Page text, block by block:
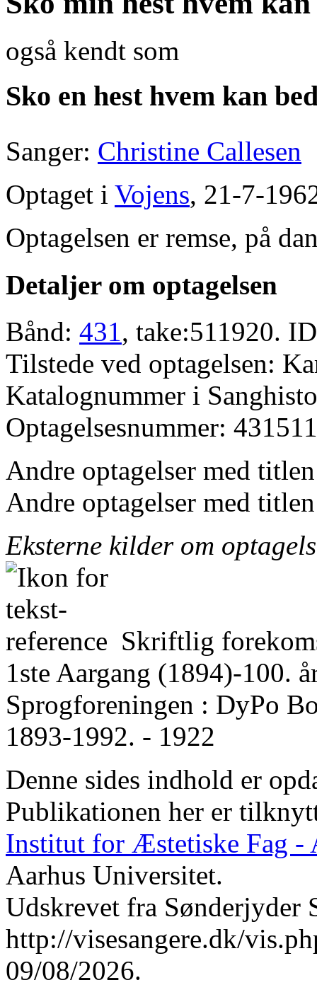
også kendt som
Sko en hest hvem kan
Sanger: Christine Callesen
Optaget i Vojens, 21-7-
Optagelsen er remse, på
Detaljer om optagelsen
Bånd: 431, take:511920.
Tilstede ved optagelsen:
Katalognummer i
Optagelsesnummer:
Andre optagelser med
Andre optagelser med
Eksterne kilder om
Skriftlig
1ste Aargang (1894)-100.
Sprogforeningen : DyPo
1893-1992. - 1922
Denne sides indhold er
Publikationen her er
Institut for Æstetiske Fag -
Aarhus Universitet.
Udskrevet fra Sønderjyder
http://visesangere.dk/
09/08/2026.